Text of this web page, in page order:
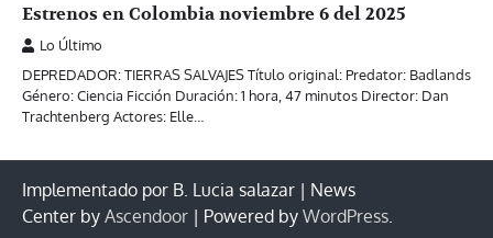
Estrenos en Colombia noviembre 6 del 2025
Lo Último
DEPREDADOR: TIERRAS SALVAJES Título original: Predator: Badlands
Género: Ciencia Ficción Duración: 1 hora, 47 minutos Director: Dan
Trachtenberg Actores: Elle…
Implementado por B. Lucia salazar | News
Center by Ascendoor | Powered by WordPress